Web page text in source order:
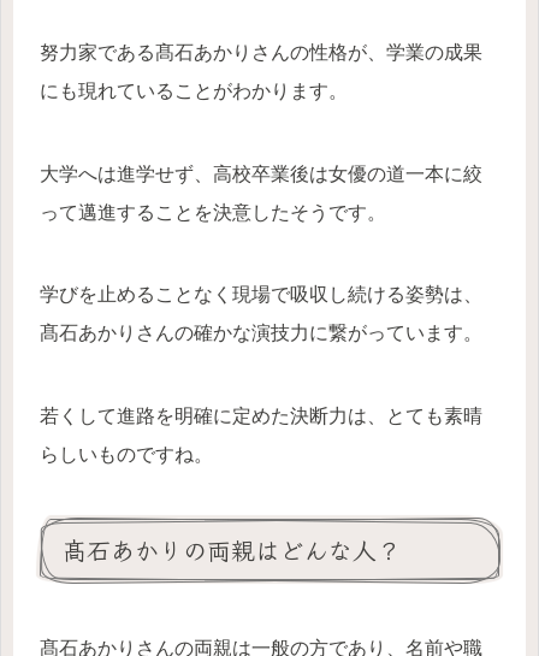
努力家である髙石あかりさんの性格が、学業の成果
にも現れていることがわかります。
大学へは進学せず、高校卒業後は女優の道一本に絞
って邁進することを決意したそうです。
学びを止めることなく現場で吸収し続ける姿勢は、
髙石あかりさんの確かな演技力に繋がっています。
若くして進路を明確に定めた決断力は、とても素晴
らしいものですね。
髙石あかりの両親はどんな人？
髙石あかりさんの両親は一般の方であり、名前や職